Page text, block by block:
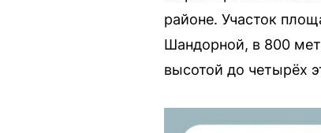
районе. Участок
Шандорной, в 800
высотой до четырёх